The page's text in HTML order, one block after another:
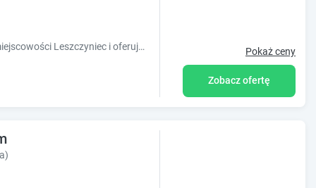
Obiekt Kolej na Sudety położony jest w miejscowości Leszczyniec i oferuje bezpłatne WiFi, klimatyzację, ogród oraz taras. Pokaż ceny
Zobacz ofertę